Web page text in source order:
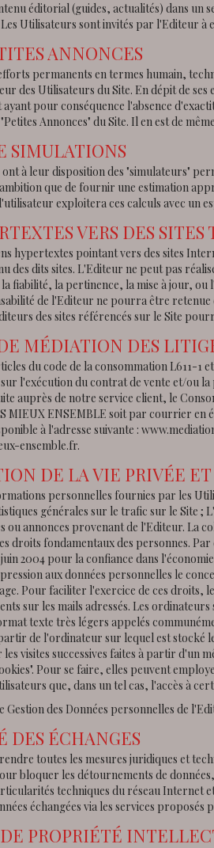
éditorial (guides, actualités) dans
Utilisateurs sont invités par l'Editeur
ANNONCES
permanents en termes humain,
des Utilisateurs du Site. En dépit de
pour conséquence l'absence
Annonces" du Site. Il en est de
SIMULATIONS
à leur disposition des "simulateurs"
que de fournir une estimation
exploitera ces calculs avec un
VERS DES SITES
hypertextes pointant vers des sites
des dits sites. L'Editeur ne peut pas
fiabilité, la pertinence, la mise à jour,
de l'Editeur ne pourra être
des sites référencés sur le Site
MÉDIATION DES
du code de la consommation L611-1
l'exécution du contrat de vente et/ou
auprès de notre service client, le
MIEUX ENSEMBLE soit par courrier en
à l'adresse suivante :
ensemble.fr.
DE LA VIE PRIVÉE
personnelles fournies par les
générales sur le trafic sur le Site
ou annonces provenant de l'Editeur. La
droits fondamentaux des personnes.
juin 2004 pour la confiance dans
aux données personnelles le
Pour faciliter l'exercice de ces droits,
sur les mails adressés. Les
texte très légers appelés
de l'ordinateur sur lequel est stocké
visites successives faites à partir d'un
Pour se faire, elles peuvent
que, dans un tel cas, l'accès à
Gestion des Données personnelles de
DES ÉCHANGES
toutes les mesures juridiques et
bloquer les détournements de
techniques du réseau Internet
échangées via les services
PROPRIÉTÉ